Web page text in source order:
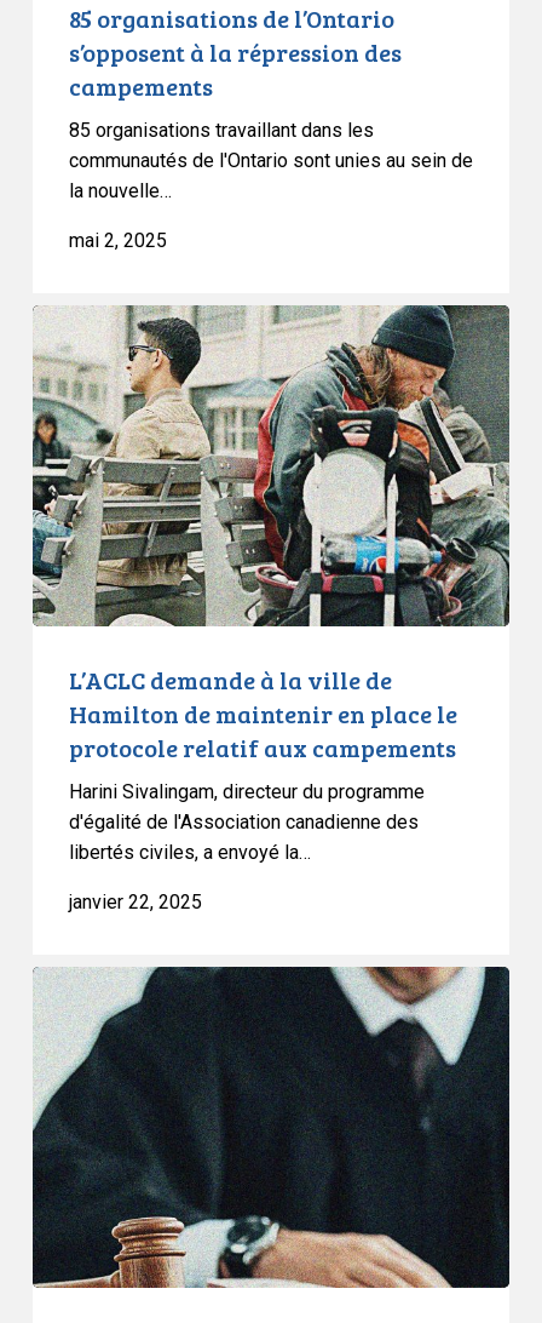
85 organisations de l’Ontario
s’opposent à la répression des
campements
85 organisations travaillant dans les
communautés de l'Ontario sont unies au sein de
la nouvelle…
mai 2, 2025
L’ACLC
demande
à
la
ville
de
Hamilton
de
maintenir
en
relatif
campements
L’ACLC demande à la ville de
Hamilton de maintenir en place le
protocole relatif aux campements
Harini Sivalingam, directeur du programme
d'égalité de l'Association canadienne des
libertés civiles, a envoyé la…
janvier 22, 2025
L’ACLC
comparaît
devant
la
Cour
suprême
pour
garantir
l’accès
des
toxicomanes